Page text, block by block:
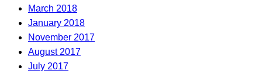
March 2018
January 2018
November 2017
August 2017
July 2017